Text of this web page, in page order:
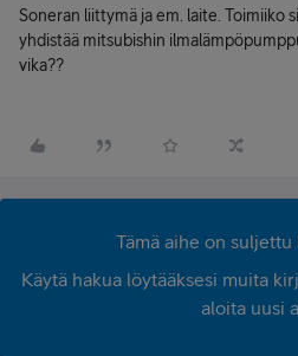
Soneran liittymä ja em. laite. Toimiiko
yhdistää mitsubishin
vika??
Tämä aihe on
Käytä hakua löytääksesi muita
aloita uusi